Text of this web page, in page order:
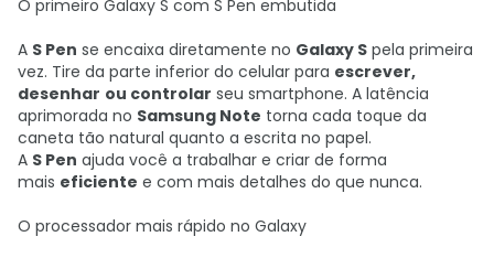
O primeiro Galaxy S com S Pen embutida
A S Pen se encaixa diretamente no Galaxy S pela primeira
vez. Tire da parte inferior do celular para escrever,
desenhar ou controlar seu smartphone. A latência
aprimorada no Samsung Note torna cada toque da
caneta tão natural quanto a escrita no papel.
A S Pen ajuda você a trabalhar e criar de forma
mais eficiente e com mais detalhes do que nunca.
O processador mais rápido no Galaxy